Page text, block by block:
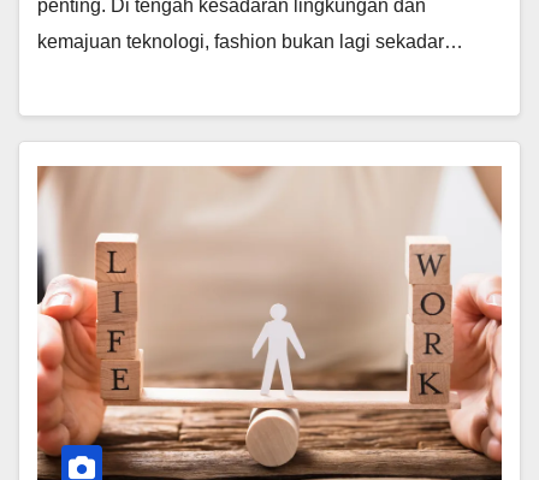
penting. Di tengah kesadaran lingkungan dan
kemajuan teknologi, fashion bukan lagi sekadar…